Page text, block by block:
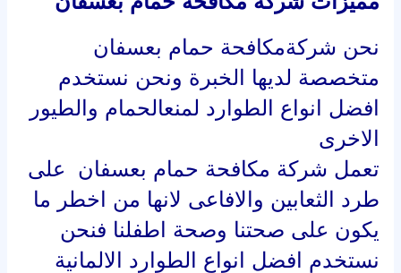
نحن شركةمكافحة حمام بعسفان
متخصصة لديها الخبرة ونحن نستخدم
افضل انواع الطوارد لمنعالحمام والطيور
الاخرى
تعمل شركة مكافحة حمام بعسفان على
طرد الثعابين والافاعى لانها من اخطر ما
يكون على صحتنا وصحة اطفلنا فنحن
نستخدم افضل انواع الطوارد الالمانية